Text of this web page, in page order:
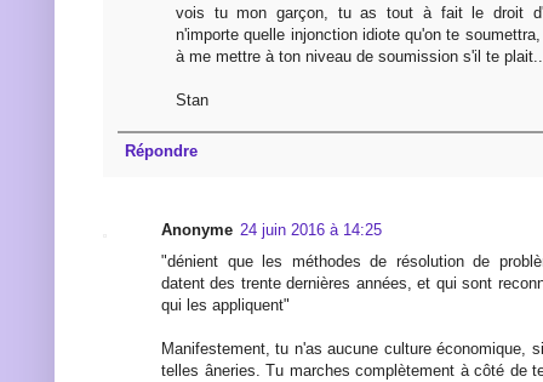
vois tu mon garçon, tu as tout à fait le droit
n'importe quelle injonction idiote qu'on te
à me mettre à ton niveau de soumission s'il te plait..
Stan
Répondre
Anonyme 24 juin 2016 à 14:25
"dénient que les méthodes de résolution de
datent des trente dernières années, et qui sont
qui les appliquent"
Manifestement, tu n'as aucune culture économique,
telles âneries. Tu marches complètement à côté de